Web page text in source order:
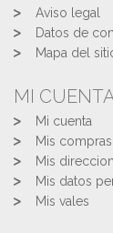
Aviso legal
Datos de
Mapa del
MI
Mi cuenta
Mis compras
Mis
Mis datos
Mis vales